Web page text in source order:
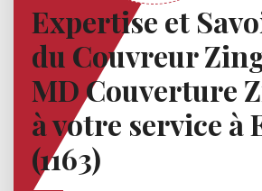
Expertise et
du Couvreur
MD Couverture
à votre service à
(1163)